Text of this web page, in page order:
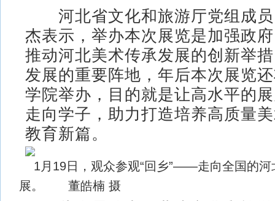
河北省文化和旅游厅党组成员
杰表示，举办本次展览是加强政
推动河北美术传承发展的创新举
发展的重要阵地，年后本次展览
学院举办，目的就是让高水平的
走向学子，助力打造培养高质量
教育新篇。
1月19日，观众参观“回乡”——走向全国的河
展。 董皓楠 摄